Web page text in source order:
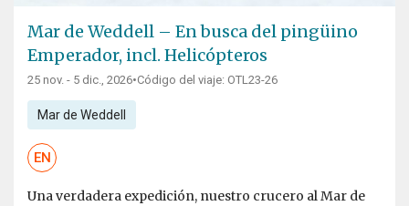
Mar de Weddell – En busca del pingüino
Emperador, incl. Helicópteros
25 nov. - 5 dic., 2026•Código del viaje: OTL23-26
Mar de Weddell
EN
Una verdadera expedición, nuestro crucero al Mar de